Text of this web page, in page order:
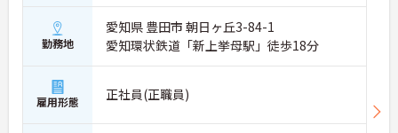
勤務地
愛知県 豊田市 朝日ヶ丘3-84-1
愛知環状鉄道「新上挙母駅」徒歩18分
雇用形態 正社員(正職員)